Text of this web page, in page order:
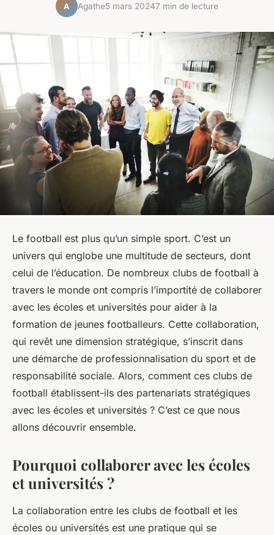
A Agathe5 mars 20247 min de lecture
Le football est plus qu’un simple sport. C’est un
univers qui englobe une multitude de secteurs, dont
celui de l’éducation. De nombreux clubs de football à
travers le monde ont compris l’importité de collaborer
avec les écoles et universités pour aider à la
formation de jeunes footballeurs. Cette collaboration,
qui revêt une dimension stratégique, s’inscrit dans
une démarche de professionnalisation du sport et de
responsabilité sociale. Alors, comment ces clubs de
football établissent-ils des partenariats stratégiques
avec les écoles et universités ? C’est ce que nous
allons découvrir ensemble.
Pourquoi collaborer avec les écoles
et universités ?
La collaboration entre les clubs de football et les
écoles ou universités est une pratique qui se